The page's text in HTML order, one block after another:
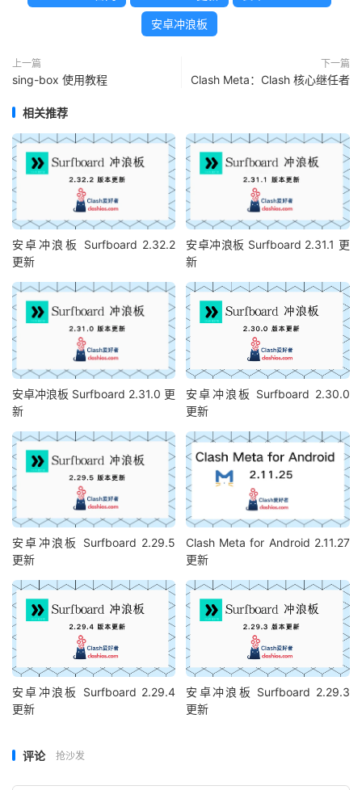
安卓冲浪板
上一篇
sing-box 使用教程
下一篇
Clash Meta：Clash 核心继任者
相关推荐
安卓冲浪板 Surfboard 2.32.2
更新
安卓冲浪板 Surfboard 2.31.1 更
新
安卓冲浪板 Surfboard 2.31.0 更
新
安卓冲浪板 Surfboard 2.30.0
更新
安卓冲浪板 Surfboard 2.29.5
更新
Clash Meta for Android 2.11.27
更新
安卓冲浪板 Surfboard 2.29.4
更新
安卓冲浪板 Surfboard 2.29.3
更新
评论 抢沙发